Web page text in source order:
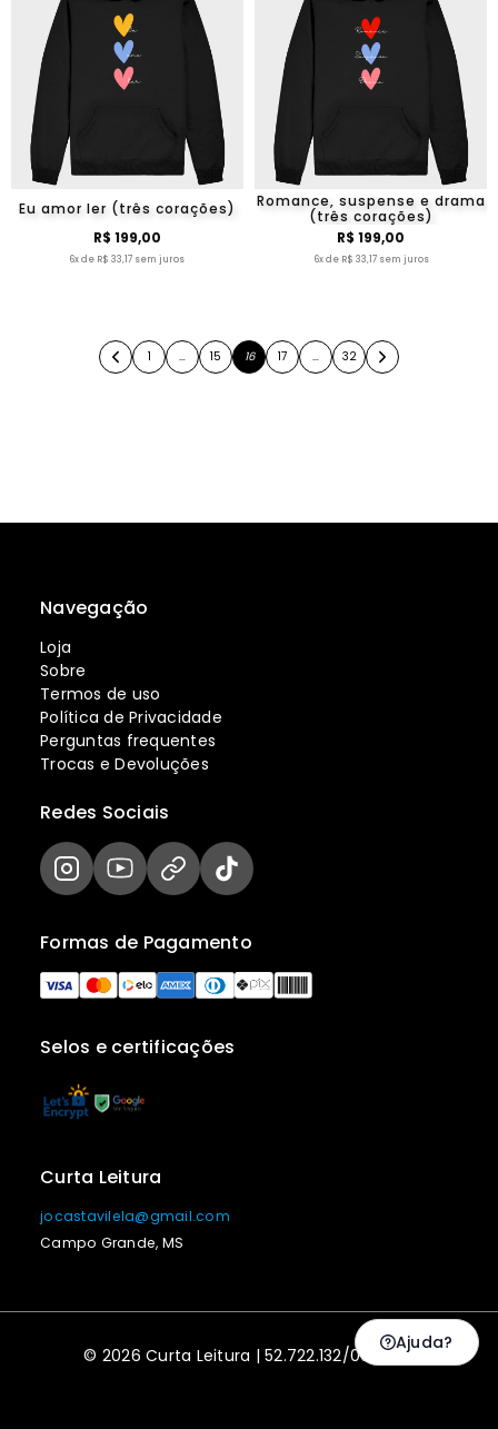
Eu amor ler (três corações)
R$ 199,00
6x de R$ 33,17 sem juros
Romance, suspense e drama
(três corações)
R$ 199,00
6x de R$ 33,17 sem juros
1 … 15 16 17 … 32
Navegação
Loja
Sobre
Termos de uso
Política de Privacidade
Perguntas frequentes
Trocas e Devoluções
Selos e certificações
Formas de Pagamento
Redes Sociais
Curta Leitura
jocastavilela@gmail.com
Campo Grande, MS
© 2026 Curta Leitura | 52.722.132/0001-20
Ajuda?